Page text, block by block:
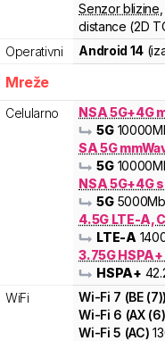
Senzor blizine
distance (2D
Operativni
Android 14
Mreže
Celularno
NSA 5G+4G
5G 10000
SA 5G
5G 10000
NSA 5G+4G
5G 5000
4.5G LTE-A,
LTE-A
3.75G
HSPA+
WiFi
Wi-Fi 7 (BE (7))
Wi-Fi 6 (AX (6)
Wi-Fi5 (AC)